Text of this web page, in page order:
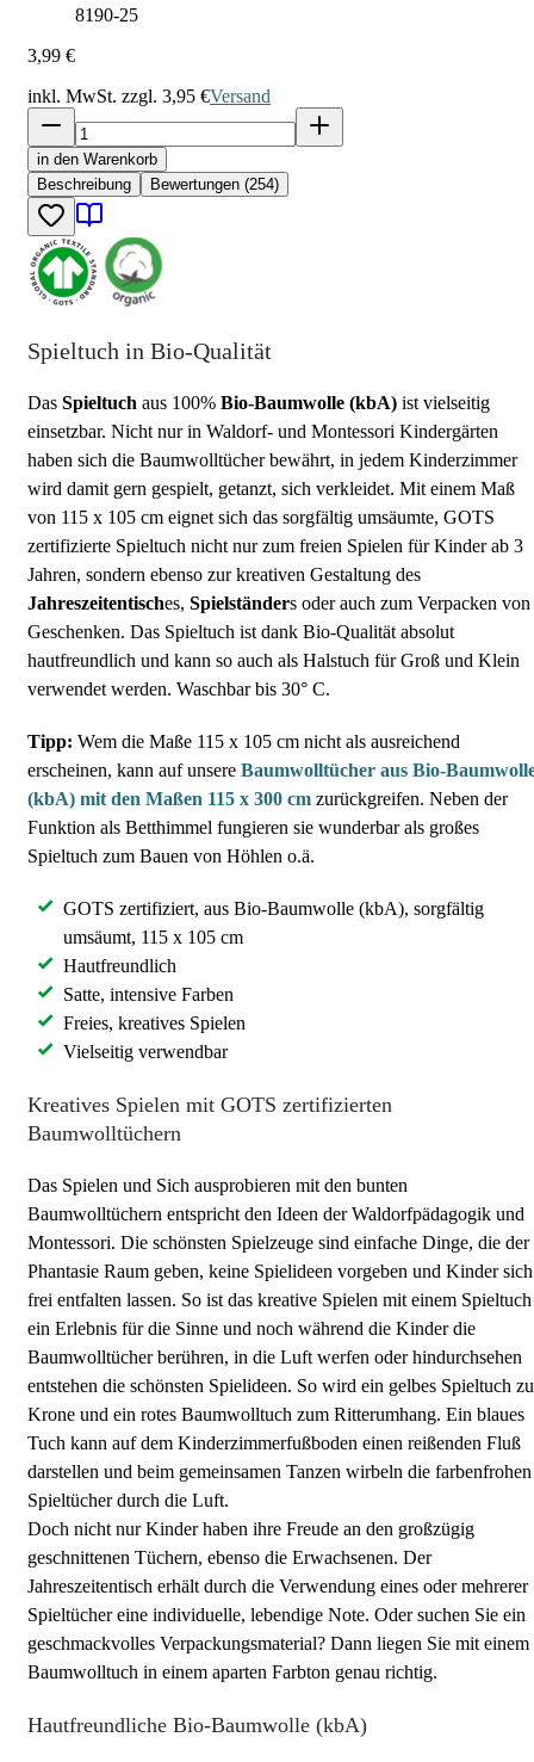
8190-25
3,99 €
inkl. MwSt. zzgl. 3,95 €Versand
in den Warenkorb
Beschreibung
Bewertungen (254)
Spieltuch in Bio-Qualität
Das Spieltuch aus 100% Bio-Baumwolle (kbA) ist vielseitig
einsetzbar. Nicht nur in Waldorf- und Montessori Kindergärten
haben sich die Baumwolltücher bewährt, in jedem Kinderzimmer
wird damit gern gespielt, getanzt, sich verkleidet. Mit einem Maß
von 115 x 105 cm eignet sich das sorgfältig umsäumte, GOTS
zertifizierte Spieltuch nicht nur zum freien Spielen für Kinder ab 3
Jahren, sondern ebenso zur kreativen Gestaltung des
Jahreszeitentisches, Spielständers oder auch zum Verpacken von
Geschenken. Das Spieltuch ist dank Bio-Qualität absolut
hautfreundlich und kann so auch als Halstuch für Groß und Klein
verwendet werden. Waschbar bis 30° C.
Tipp: Wem die Maße 115 x 105 cm nicht als ausreichend
erscheinen, kann auf unsere Baumwolltücher aus Bio-
(kbA) mit den Maßen 115 x 300 cm zurückgreifen. Neben der
Funktion als Betthimmel fungieren sie wunderbar als großes
Spieltuch zum Bauen von Höhlen o.ä.
GOTS zertifiziert, aus Bio-Baumwolle (kbA), sorgfältig
umsäumt, 115 x 105 cm
Hautfreundlich
Satte, intensive Farben
Freies, kreatives Spielen
Vielseitig verwendbar
Kreatives Spielen mit GOTS zertifizierten
Baumwolltüchern
Das Spielen und Sich ausprobieren mit den bunten
Baumwolltüchern entspricht den Ideen der Waldorfpädagogik und
Montessori. Die schönsten Spielzeuge sind einfache Dinge, die der
Phantasie Raum geben, keine Spielideen vorgeben und Kinder sich
frei entfalten lassen. So ist das kreative Spielen mit einem Spieltuch
ein Erlebnis für die Sinne und noch während die Kinder die
Baumwolltücher berühren, in die Luft werfen oder hindurchsehen
entstehen die schönsten Spielideen. So wird ein gelbes Spieltuch
Krone und ein rotes Baumwolltuch zum Ritterumhang. Ein blaues
Tuch kann auf dem Kinderzimmerfußboden einen reißenden Fluß
darstellen und beim gemeinsamen Tanzen wirbeln die farbenfrohen
Spieltücher durch die Luft.
Doch nicht nur Kinder haben ihre Freude an den großzügig
geschnittenen Tüchern, ebenso die Erwachsenen. Der
Jahreszeitentisch erhält durch die Verwendung eines oder mehrerer
Spieltücher eine individuelle, lebendige Note. Oder suchen Sie ein
geschmackvolles Verpackungsmaterial? Dann liegen Sie mit einem
Baumwolltuch in einem aparten Farbton genau richtig.
Hautfreundliche Bio-Baumwolle (kbA)